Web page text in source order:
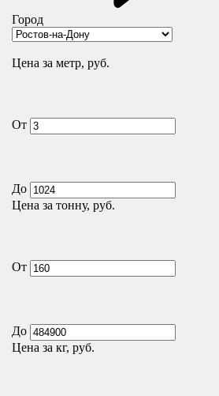
Город
Цена за метр, руб.
От
До
Цена за тонну, руб.
От
До
Цена за кг, руб.